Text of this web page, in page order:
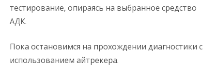
тестирование, опираясь на выбранное средство
АДК.
Пока остановимся на прохождении диагностики с
использованием айтрекера.